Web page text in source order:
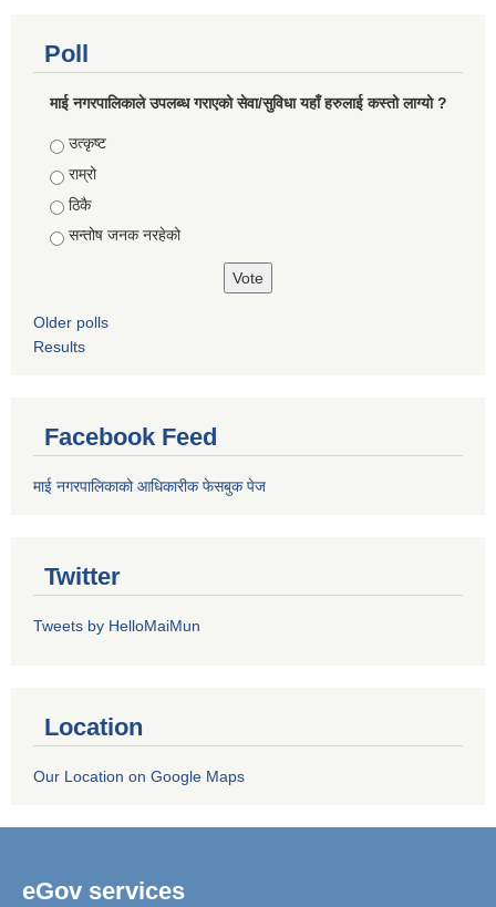
Poll
माई नगरपालिकाले उपलब्ध गराएको सेवा/सुविधा यहाँ हरुलाई कस्तो लाग्यो ?
Choices
उत्कृष्ट
राम्रो
ठिकै
सन्तोष जनक नरहेको
Older polls
Results
Facebook Feed
माई नगरपालिकाको आधिकारीक फेसबुक पेज
Twitter
Tweets by HelloMaiMun
Location
Our Location on Google Maps
eGov services